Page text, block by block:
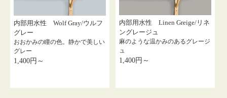
内部用水性 Wolf Gray/ウルフ
グレー
おおかみの瞳の色。静かで美しい
グレー
1,400円～
内部用水性 Linen Greige/リネ
ングレージュ
麻のような温かみのあるグレージ
ュ
1,400円～